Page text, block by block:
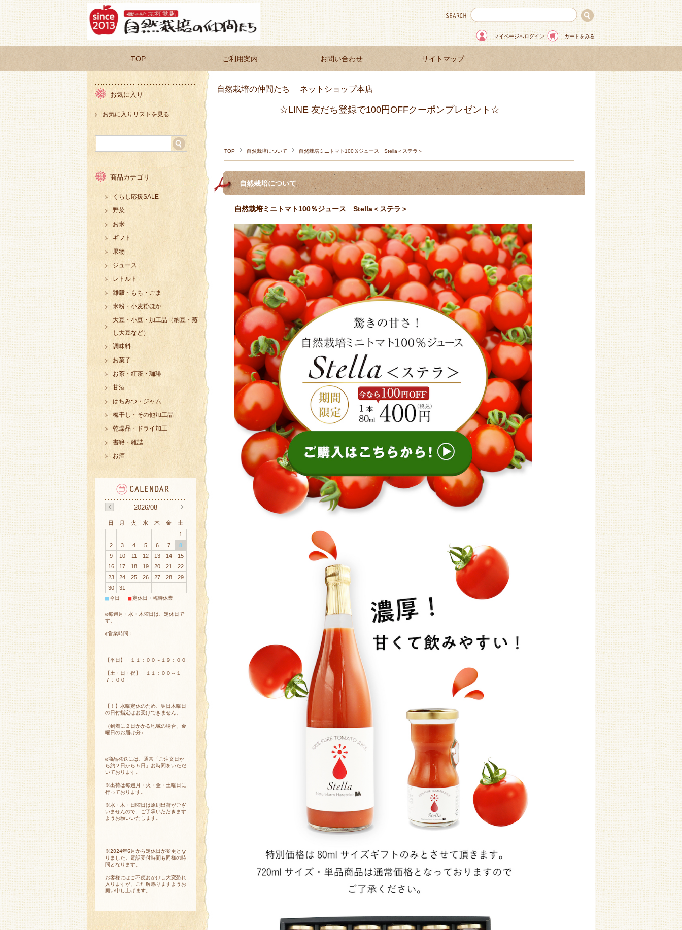
マイページへログイン カートをみる
TOP ご利用案内 お問い合わせ サイトマップ
自然栽培の仲間たち ネットショップ本店
☆LINE 友だち登録で100円OFFクーポンプレゼント☆
TOP 自然栽培について 自然栽培ミニトマト100％ジュース Stella＜ステラ＞
自然栽培について
自然栽培ミニトマト100％ジュース Stella＜ステラ＞
お気に入り
お気に入りリストを見る
商品カテゴリ
くらし応援SALE
野菜
お米
ギフト
果物
ジュース
レトルト
雑穀・もち・ごま
米粉・小麦粉ほか
大豆・小豆・加工品（納豆・蒸
し大豆など）
調味料
お菓子
お茶・紅茶・珈琲
甘酒
はちみつ・ジャム
梅干し・その他加工品
乾燥品・ドライ加工
書籍・雑誌
お酒
2026/08
日 月 火 水 木 金
土
1
2
3 4 5 6 7
8
9
10 11 12 13 14
15
16
17 18 19 20 21
22
23
24 25 26 27 28
29
30
31
■今日 ■定休日・臨時休業
◎毎週月・水・木曜日は、定休日で
す。
◎営業時間：
【平日】 １１：００～１９：００
【土・日・祝】 １１：００～１
７：００
【！】水曜定休のため、翌日木曜日
の日付指定はお受けできません。
（到着に２日かかる地域の場合、金
曜日のお届け分）
◎商品発送には、通常「ご注文日か
ら約２日から５日」お時間をいただ
いております。
※出荷は毎週月・火・金・土曜日に
行っております。
※水・木・日曜日は原則出荷がござ
いませんので、ご了承いただきます
ようお願いいたします。
※2024年6月から定休日が変更とな
りました。電話受付時間も同様の時
間となります。
お客様にはご不便おかけし大変恐れ
入りますが、ご理解賜りますようお
願い申し上げます。